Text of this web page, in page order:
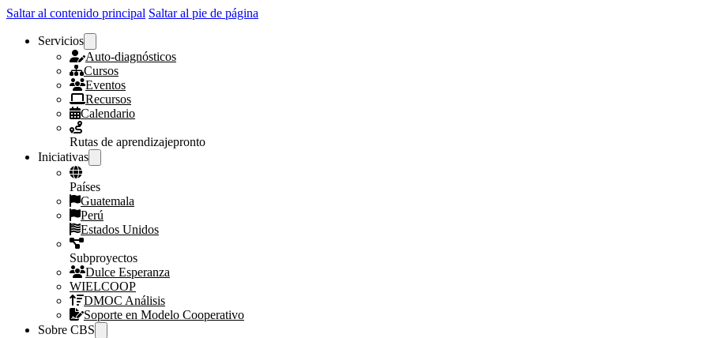
Saltar al contenido principal Saltar al pie de página
Servicios
Auto-diagnósticos
Cursos
Eventos
Recursos
Calendario
Rutas de aprendizajepronto
Iniciativas
Países
Guatemala
Perú
Estados Unidos
Subproyectos
Dulce Esperanza
WIELCOOP
DMOC Análisis
Soporte en Modelo Cooperativo
Sobre CBS